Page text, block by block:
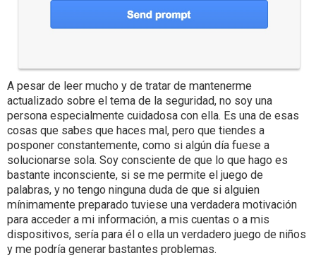
A pesar de leer mucho y de tratar de mantenerme
actualizado sobre el tema de la seguridad, no soy una
persona especialmente cuidadosa con ella. Es una de esas
cosas que sabes que haces mal, pero que tiendes a
posponer constantemente, como si algún día fuese a
solucionarse sola. Soy consciente de que lo que hago es
bastante inconsciente, si se me permite el juego de
palabras, y no tengo ninguna duda de que si alguien
mínimamente preparado tuviese una verdadera motivación
para acceder a mi información, a mis cuentas o a mis
dispositivos, sería para él o ella un verdadero juego de niños
y me podría generar bastantes problemas.